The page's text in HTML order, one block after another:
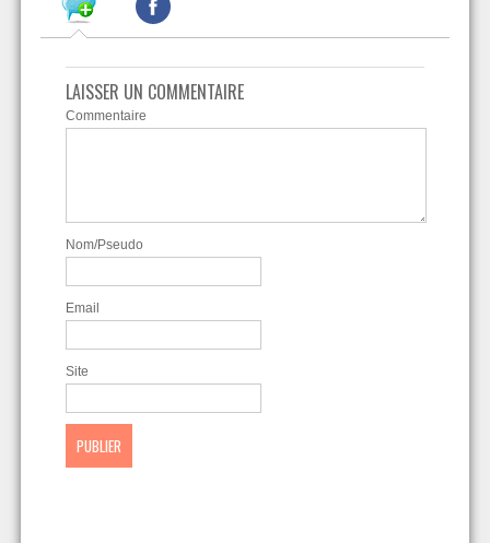
LAISSER UN COMMENTAIRE
Commentaire
Nom/Pseudo
Email
Site